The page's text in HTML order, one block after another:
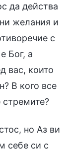
да действа
желания и
с
Бог, а
вас, които
В кого все
стремите?
но Аз ви
себе си с